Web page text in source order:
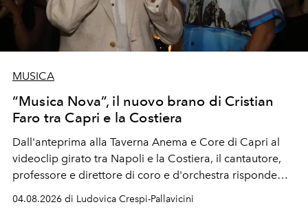
MUSICA
“Musica Nova”, il nuovo brano di Cristian
Faro tra Capri e la Costiera
Dall'anteprima alla Taverna Anema e Core di Capri al
videoclip girato tra Napoli e la Costiera, il cantautore,
professore e direttore di coro e d'orchestra risponde
04.08.2026 di Ludovica Crespi-Pallavicini